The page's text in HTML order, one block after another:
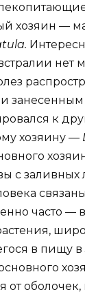
хозяин —
нет
к
хозяину —
с заливных
часто —
в пищу
от